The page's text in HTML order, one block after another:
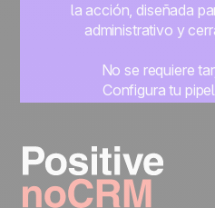
la acción, diseñada
administrativo y
No se requiere
Configura tu